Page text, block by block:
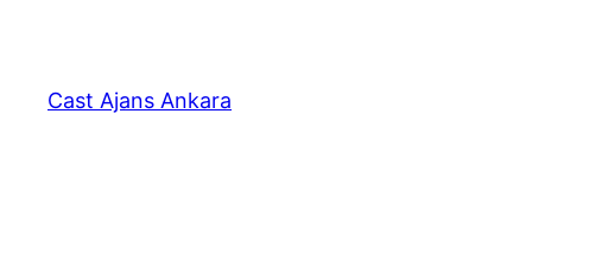
Cast Ajans Ankara